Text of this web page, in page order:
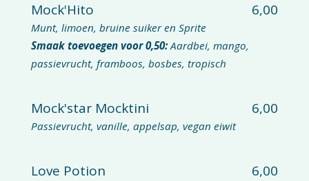
Mock'Hito 6,00
Munt, limoen, bruine suiker en Sprite
Smaak toevoegen voor 0,50:Aardbei, mango,
passievrucht, framboos, bosbes, tropisch
Mock'star Mocktini 6,00
Passievrucht, vanille, appelsap, vegan eiwit
Love Potion 6,00